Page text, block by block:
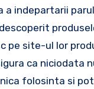
indepartarii
pe site-ul lor
ca niciodata
folosinta si